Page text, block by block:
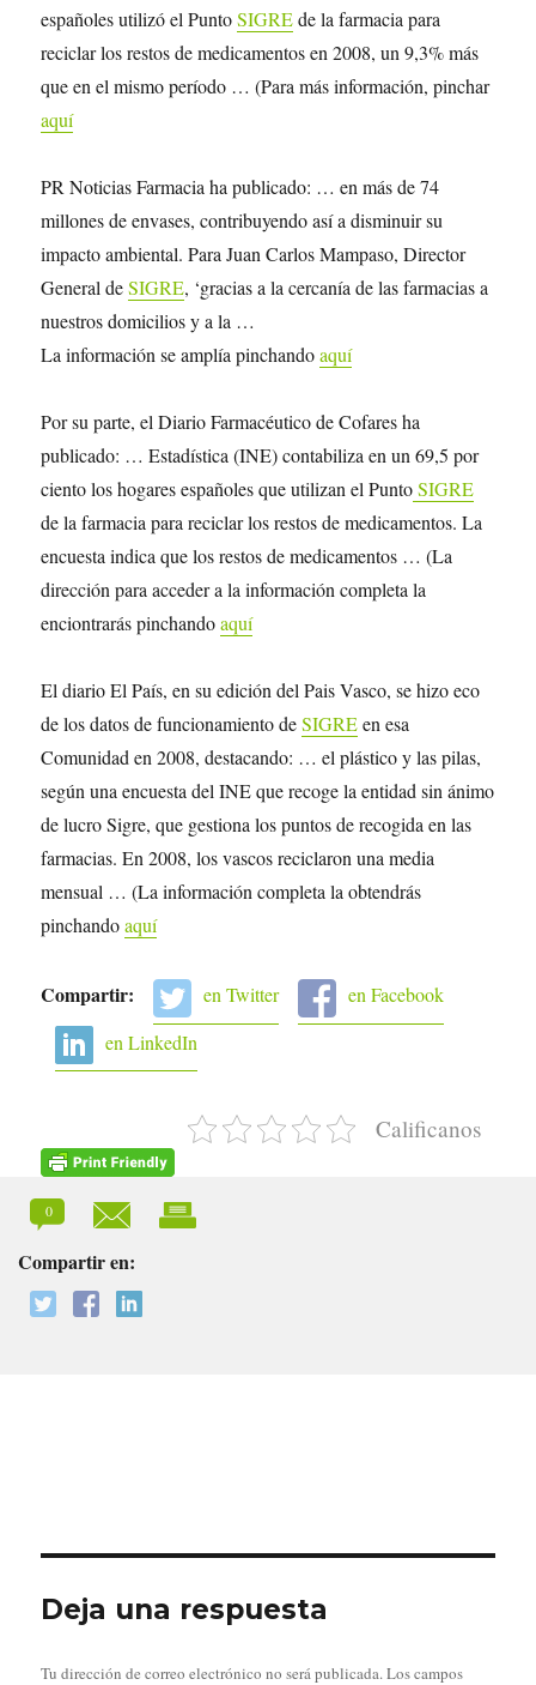
españoles utilizó el PuntoSIGREde la farmacia para
reciclar los restos de medicamentos en 2008, un 9,3% más
que en el mismo período … (Para más información, pinchar
aquí
PR Noticias Farmacia ha publicado: … en más de 74
millones de envases, contribuyendo así a disminuir su
impacto ambiental. Para Juan Carlos Mampaso, Director
General deSIGRE, ‘gracias a la cercanía de las farmacias a
nuestros domicilios y a la …
La información se amplía pinchandoaquí
Por su parte, el Diario Farmacéutico de Cofares ha
publicado: … Estadística (INE) contabiliza en un 69,5 por
ciento los hogares españoles que utilizan el PuntoSIGRE
de la farmacia para reciclar los restos de medicamentos. La
encuesta indica que los restos de medicamentos … (La
dirección para acceder a la información completa la
enciontrarás pinchandoaquí
El diario El País, en su edición del Pais Vasco, se hizo eco
de los datos de funcionamiento deSIGREen esa
Comunidad en 2008, destacando: … el plástico y las pilas,
según una encuesta del INE que recoge la entidad sin ánimo
de lucro Sigre, que gestiona los puntos de recogida en las
farmacias. En 2008, los vascos reciclaron una media
mensual … (La información completa la obtendrás
pinchandoaquí
Compartir: en Twitter
en Facebook
en LinkedIn
Calificanos
0
Compartir en:
Deja una respuesta
Tu dirección de correo electrónico no será publicada.Los campos